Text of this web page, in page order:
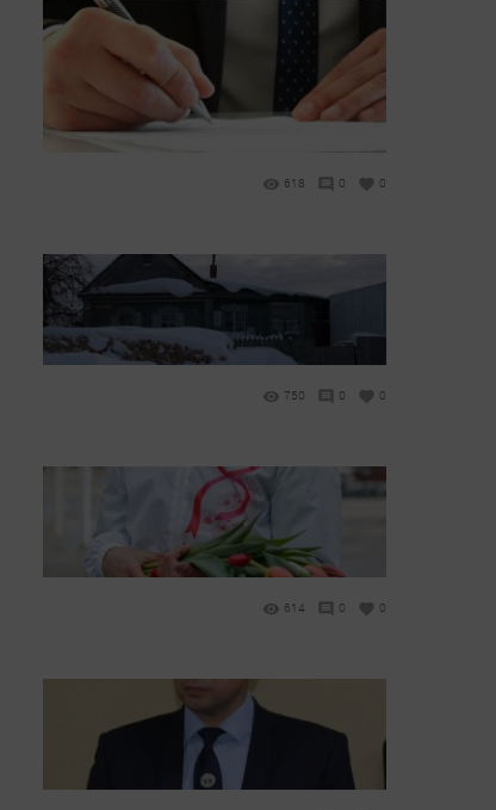
618 0 0
750 0 0
614 0 0